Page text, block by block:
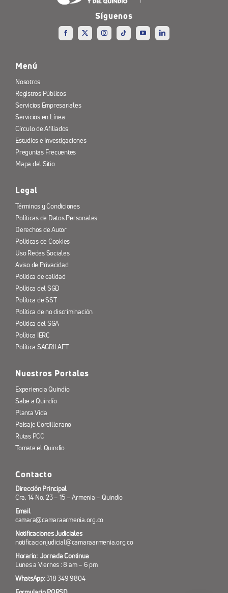
Síguenos
Menú
Nosotros
Registros Públicos
Servicios Empresariales
Servicios en Línea
Círculo de Afiliados
Estudios e Investigaciones
Preguntas Frecuentes
Mapa del Sitio
Legal
Términos y Condiciones
Políticas de Datos Personales
Derechos de Autor
Políticas de Cookies
Uso Redes Sociales
Aviso de Privacidad
Política de calidad
Política del SGD
Política de SST
Política de no discriminación
Política del SGA
Política IERC
Política SAGRILAFT
Nuestros Portales
Experiencia Quindío
Sabe a Quindío
Planta Vida
Paisaje Cordillerano
Rutas PCC
Tomate el Quindío
Contacto
Dirección Principal
Cra. 14 No. 23 – 15 – Armenia – Quindío
Email
camara@camaraarmenia.org.co
Notificaciones Judiciales
notificacionjudicial@camaraarmenia.org.co
Horario: Jornada Continua
Lunes a Viernes : 8 am – 6 pm
WhatsApp:318 349 9804